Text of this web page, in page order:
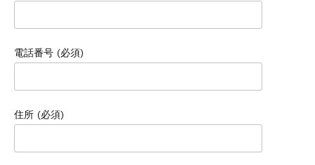
電話番号 (必須)
住所 (必須)